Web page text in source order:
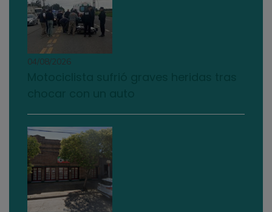
04/08/2026